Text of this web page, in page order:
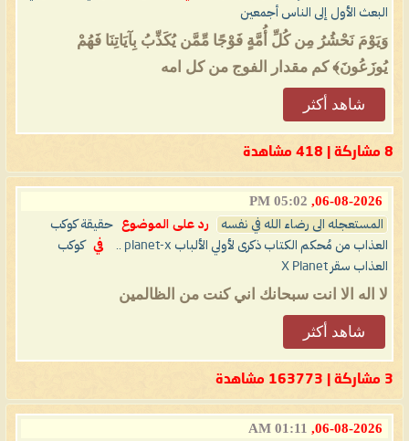
البعث الأول إلى الناس أجمعين
وَيَوْمَ نَحْشُرُ مِن كُلِّ أُمَّةٍ فَوْجًا مِّمَّن يُكَذِّبُ بِآيَاتِنَا فَهُمْ
يُوزَعُونَ﴾ كم مقدار الفوج من كل امه
شاهد أكثر
8 مشاركة | 418 مشاهدة
06-08-2026,
05:02 PM
المستعجله الى رضاء الله في نفسه رد على الموضوع
حقيقة كوكب
العذاب من مُحكم الكتاب ذكرى لأولي الألباب planet-x ..
في
كوكب
العذاب سقر X Planet
لا اله الا انت سبحانك اني كنت من الظالمين
شاهد أكثر
3 مشاركة | 163773 مشاهدة
06-08-2026,
01:11 AM